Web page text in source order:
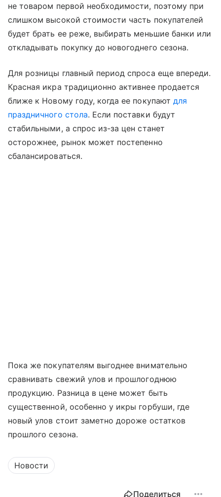
не товаром первой необходимости, поэтому при
слишком высокой стоимости часть покупателей
будет брать ее реже, выбирать меньшие банки или
откладывать покупку до новогоднего сезона.
Для розницы главный период спроса еще впереди.
Красная икра традиционно активнее продается
ближе к Новому году, когда ее покупают для
праздничного стола. Если поставки будут
стабильными, а спрос из-за цен станет
осторожнее, рынок может постепенно
сбалансироваться.
Пока же покупателям выгоднее внимательно
сравнивать свежий улов и прошлогоднюю
продукцию. Разница в цене может быть
существенной, особенно у икры горбуши, где
новый улов стоит заметно дороже остатков
прошлого сезона.
Новости
Поделиться